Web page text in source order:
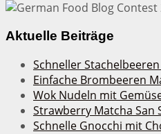
Aktuelle Beiträge
Schneller
Einfache Brombeeren
Wok Nudeln mit
Strawberry Matcha San
Schnelle Gnocchi mit